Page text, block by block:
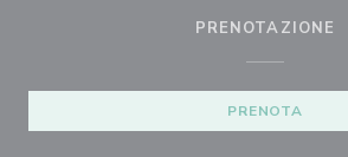
PRENOTAZIONE
PRENOTA